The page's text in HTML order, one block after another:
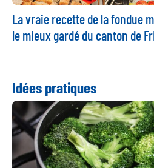
La vraie recette de la fondue
le mieux gardé du canton de
Idées pratiques